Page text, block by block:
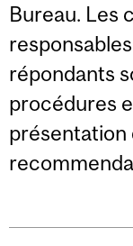
Bureau. Les
répondants
procédures
présentation